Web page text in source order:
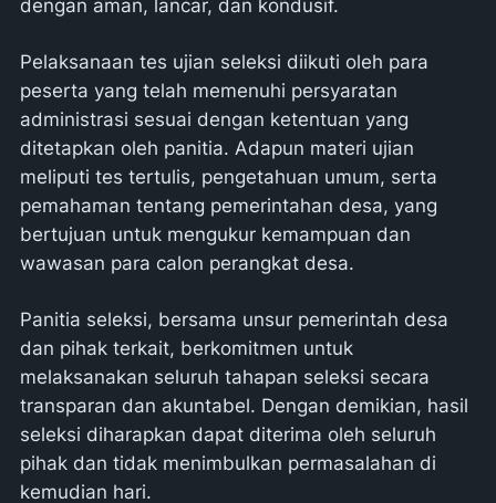
dengan aman, lancar, dan kondusif.
Pelaksanaan tes ujian seleksi diikuti oleh para
peserta yang telah memenuhi persyaratan
administrasi sesuai dengan ketentuan yang
ditetapkan oleh panitia. Adapun materi ujian
meliputi tes tertulis, pengetahuan umum, serta
pemahaman tentang pemerintahan desa, yang
bertujuan untuk mengukur kemampuan dan
wawasan para calon perangkat desa.
Panitia seleksi, bersama unsur pemerintah desa
dan pihak terkait, berkomitmen untuk
melaksanakan seluruh tahapan seleksi secara
transparan dan akuntabel. Dengan demikian, hasil
seleksi diharapkan dapat diterima oleh seluruh
pihak dan tidak menimbulkan permasalahan di
kemudian hari.